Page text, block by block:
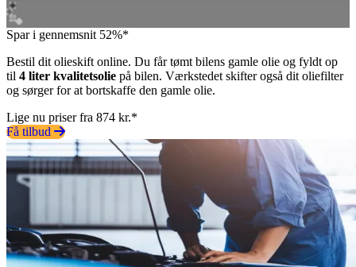
Spar i gennemsnit 52%*
Bestil dit olieskift online. Du får tømt bilens gamle olie og fyldt op
til 4 liter kvalitetsolie på bilen. Værkstedet skifter også dit oliefilter
og sørger for at bortskaffe den gamle olie.
Lige nu priser fra 874 kr.*
Få tilbud